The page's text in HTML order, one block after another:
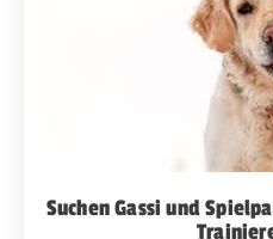
Suchen Gassi und